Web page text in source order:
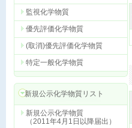
監視化学物質
優先評価化学物質
(取消)優先評価化学物質
特定一般化学物質
新規公示化学物質リスト
新規公示化学物質
（2011年4月1日以降届出）